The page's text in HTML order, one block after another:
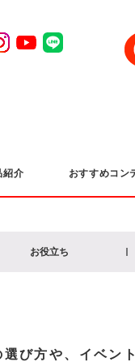
紹介 おすすめコン
お役立ち
選び方や、イベン